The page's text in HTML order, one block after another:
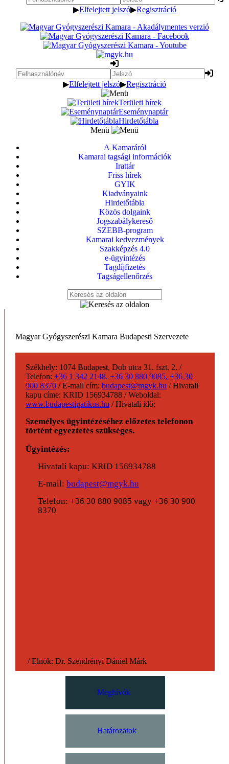
▶Elfelejtett jelszó▶Regisztráció
▶Elfelejtett jelszó▶Regisztráció
Területi hírek
Eseménynaptár
Hirdetőtábla
Menü
A Kamaráról
Kamarai tagsági információk
Irattár
Friss hírek
GYIK
Kiadványaink
Hirdetőtábla
Közös dolgaink
Jogszabálykereső
SZEBB-program
Kamarai kedvezmények
Szakképzés 4.0
e-ügyintézés
Tagdíjfizetés
Tagságellenőrzés
Magyar Gyógyszerészi Kamara Budapesti Szervezete
Székhely: 1074 Budapest, Dob utca 31. fszt. 2. /
Telefon: +36 1 342 2148, +36 30 880 9085, +36 30
900 8370 /E-mail cím: budapest@mgyk.hu /Hivatali
kapu címe: KRID 156934788 /Weboldal:
www.budapestipatikus.hu /Hivatali idő:
Személyes ügyintézéséhez előzetes telefonon
történt egyeztetés szükséges.
Ügyintézés:
Hivatali kapu: KRID 156934788
E-mail: budapest@mgyk.hu
Telefon: +36 30 880 9085 vagy +36 30 900
8370
/Elnök: Dr. Szendrényi Dániel Márk
Meghívók
Határozatok